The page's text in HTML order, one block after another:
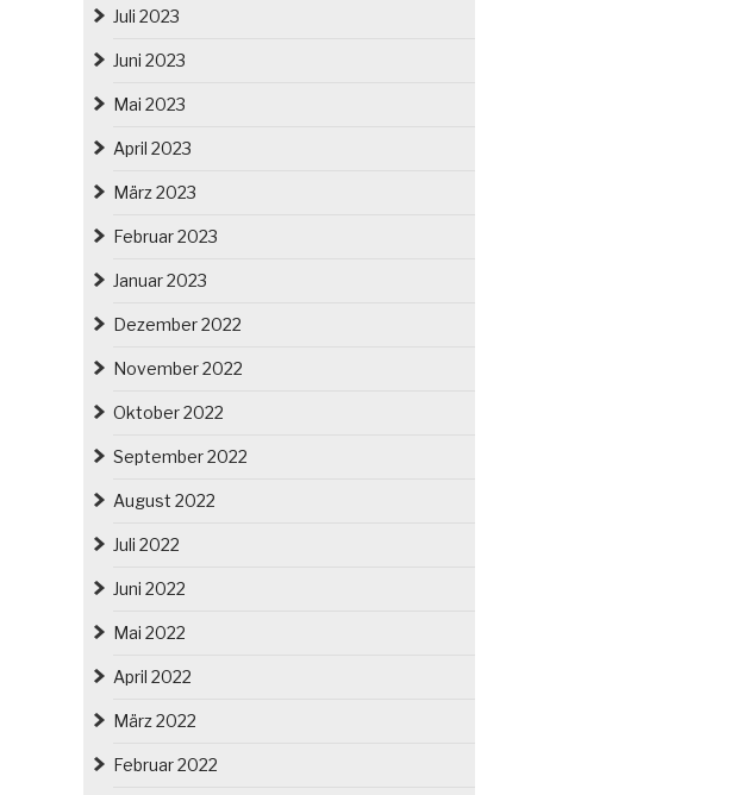
Juli 2023
Juni 2023
Mai 2023
April 2023
März 2023
Februar 2023
Januar 2023
Dezember 2022
November 2022
Oktober 2022
September 2022
August 2022
Juli 2022
Juni 2022
Mai 2022
April 2022
März 2022
Februar 2022